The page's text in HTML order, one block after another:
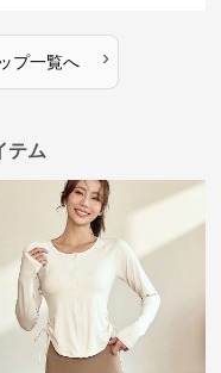
プ一覧へ ›
テム